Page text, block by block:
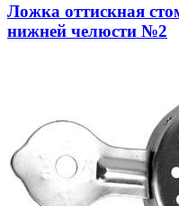
Ложка оттискная
нижней челюсти №2